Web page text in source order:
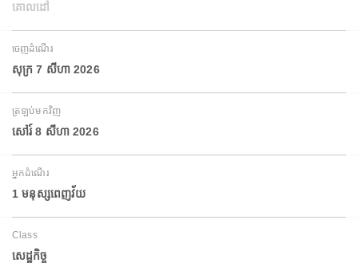
គោលដៅ
ចេញដំណើរ
សុក្រ 7 សីហា 2026
ត្រឡប់មកវិញ
សៅរ៍ 8 សីហា 2026
អ្នកដំណើរ
1 មនុស្សពេញវ័យ
Class
សេដ្ឋកិច្ច